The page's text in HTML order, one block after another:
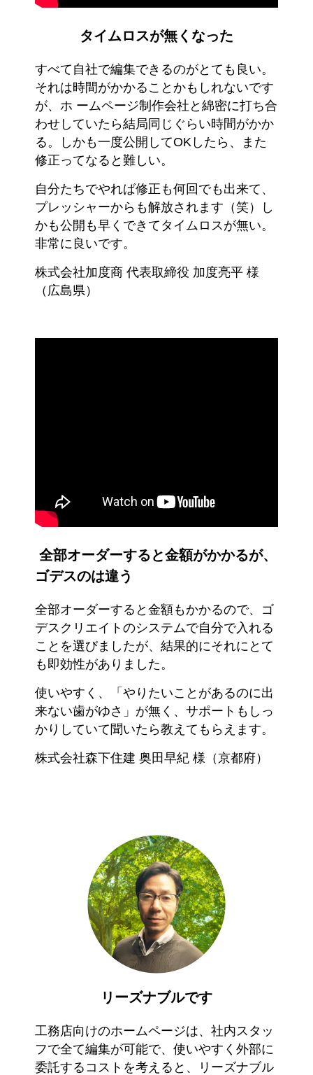
タイムロスが無くなった
すべて自社で編集できるのがとても良い。
それは時間がかかることかもしれないです
が、ホ ームページ制作会社と綿密に打ち合
わせしていたら結局同じぐらい時間がかか
る。しかも一度公開してOKしたら、また
修正ってなると難しい。
自分たちでやれば修正も何回でも出来て、
プレッシャーからも解放されます（笑）し
かも公開も早くできてタイムロスが無い。
非常に良いです。
株式会社加度商 代表取締役 加度亮平 様
（広島県）
全部オーダーすると金額がかかるが、
ゴデスのは違う
全部オーダーすると金額もかかるので、ゴ
デスクリエイトのシステムで自分で入れる
ことを選びましたが、結果的にそれにとて
も即効性がありました。
使いやすく、「やりたいことがあるのに出
来ない歯がゆさ」が無く、サポートもしっ
かりしていて聞いたら教えてもらえます。
株式会社森下住建 奥田早紀 様（京都府）
リーズナブルです
工務店向けのホームページは、社内スタッ
フで全て編集が可能で、使いやすく外部に
委託するコストを考えると、リーズナブル